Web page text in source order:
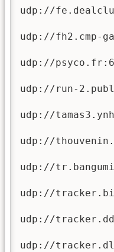
udp://
udp://fh2.cmp-
udp://
udp://run-
udp://
udp://
udp://
udp://
udp://
udp://